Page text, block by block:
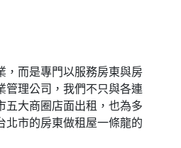
，而是專門以服務房東與房
管理公司，我們不只與各連
五大商圈店面出租，也為多
北市的房東做租屋一條龍的